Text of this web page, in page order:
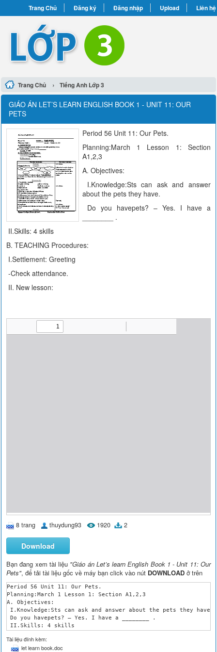
Trang Chủ Đăng ký Đăng nhập Upload Liên hệ
Trang Chủ › Tiếng Anh Lớp 3
GIÁO ÁN LET’S LEARN ENGLISH BOOK 1 - UNIT 11: OUR
PETS
Period 56 Unit 11: Our Pets.
Planning:March 1 Lesson 1: Section
A1,2,3
A. Objectives:
I.Knowledge:Sts can ask and answer
about the pets they have.
Do you havepets? – Yes. I have a
________ .
II.Skills: 4 skills
B. TEACHING Procedures:
I.Settlement: Greeting
-Check attendance.
II. New lesson:
8 trang thuydung93 1920 2
Download
Bạn đang xem tài liệu "Giáo án Let’s learn English Book 1 - Unit 11: Our
Pets", để tải tài liệu gốc về máy bạn click vào nút DOWNLOAD ở trên
Period 56 Unit 11: Our Pets.
Planning:March 1 Lesson 1: Section A1,2,3
A. Objectives:
I.Knowledge:Sts can ask and answer about the pets they have.
Do you havepets? – Yes. I have a ________ .
II.Skills: 4 skills
B. TEACHING Procedures:
I.Settlement: Greeting
-Check attendance.
Tài liệu đính kèm:
let learn book.doc